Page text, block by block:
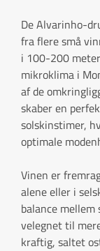
De Alvarinho-
fra flere små
i 100-200
mikroklima i
af de
skaber en
solskinstimer,
optimale
Vinen er
alene eller i
balance
velegnet til
kraftig, saltet